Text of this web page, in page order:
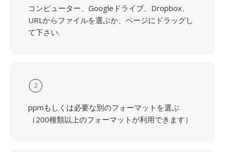
コンピューター、Googleドライブ、Dropbox、
URLからファイルを選ぶか、ページにドラッグし
て下さい.
2
ppmもしくは必要な別のフォーマットを選ぶ
（200種類以上のフォーマットが利用できます）